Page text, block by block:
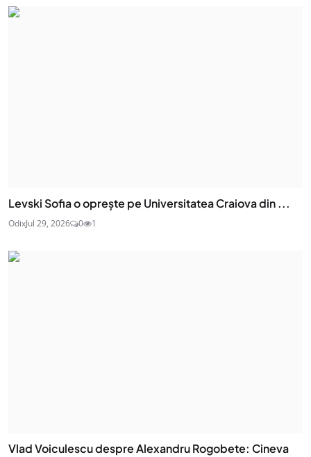
Levski Sofia o oprește pe Universitatea Craiova din ...
OdixJul 29, 2026 0 1
Vlad Voiculescu despre Alexandru Rogobete: Cineva